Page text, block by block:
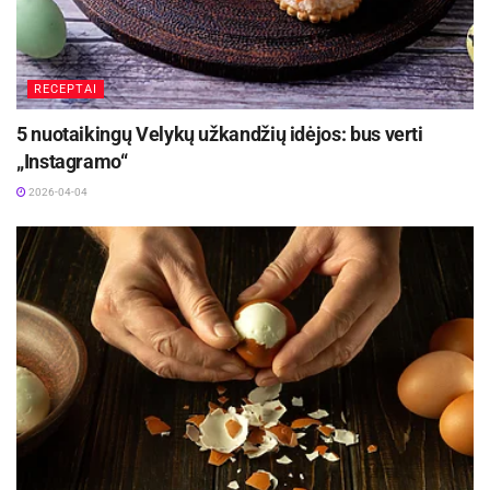
3 valg. š. alyvuogių aliejaus
2 ilgųjų agurkų
Saujos supjaustytų svogūnų laiškų
Saujos smulkintos kalendros
½ puodelio graikiško jogurto
2 susmulkintų skiltelių česnako
2 valg. š. sojos padažo
2 valg. š. baltojo acto
Druskos ir juodųjų pipirų pagal skonį
Gaminimo eiga
Orkaitę įkaitinkite iki 220 °C. Bulves virkite 8–10
RECEPTAI
5 nuotaikingų Velykų užkandžių idėjos: bus verti
„Instagramo“
2026-04-04